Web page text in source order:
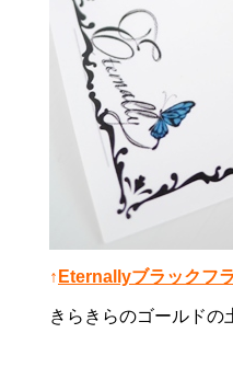
↑ Eternallyブラックフ
きらきらのゴールドの